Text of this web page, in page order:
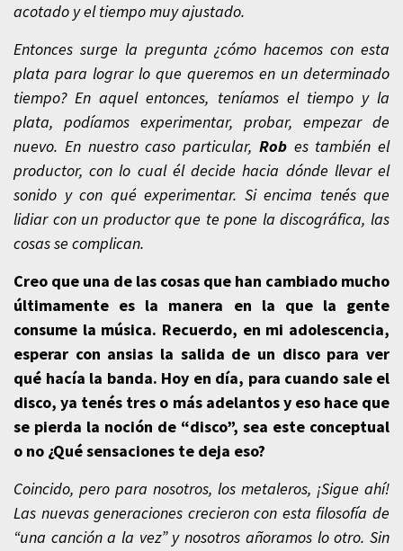
acotado y el tiempo muy ajustado.
Entonces surge la pregunta ¿cómo hacemos con esta
plata para lograr lo que queremos en un determinado
tiempo? En aquel entonces, teníamos el tiempo y la
plata, podíamos experimentar, probar, empezar de
nuevo. En nuestro caso particular, Robes también el
productor, con lo cual él decide hacia dónde llevar el
sonido y con qué experimentar. Si encima tenés que
lidiar con un productor que te pone la discográfica, las
cosas se complican.
Creo que una de las cosas que han cambiado mucho
últimamente es la manera en la que la gente
consume la música. Recuerdo, en mi adolescencia,
esperar con ansias la salida de un disco para ver
qué hacía la banda. Hoy en día, para cuando sale el
disco, ya tenés tres o más adelantos y eso hace que
se pierda la noción de “disco”, sea este conceptual
o no ¿Qué sensaciones te deja eso?
Coincido, pero para nosotros, los metaleros, ¡Sigue ahí!
Las nuevas generaciones crecieron con esta filosofía de
“una canción a la vez” y nosotros añoramos lo otro. Sin